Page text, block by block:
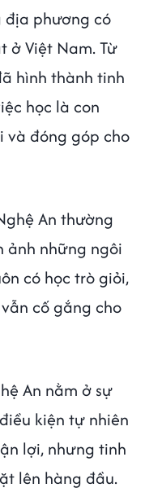
địa phương có
ở Việt Nam. Từ
hình thành tinh
học là con
đóng góp cho
An thường
ảnh những ngôi
có học trò giỏi,
cố gắng cho
An nằm ở sự
kiện tự nhiên
lợi, nhưng tinh
lên hàng đầu.